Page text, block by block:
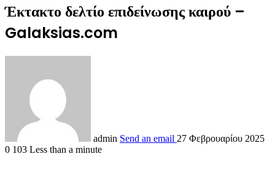
Έκτακτο δελτίο επιδείνωσης καιρού –
Galaksias.com
admin Send an email 27 Φεβρουαρίου 2025
0 103 Less than a minute